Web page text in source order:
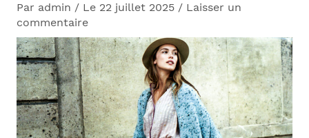
Par admin / Le 22 juillet 2025 / Laisser un
commentaire